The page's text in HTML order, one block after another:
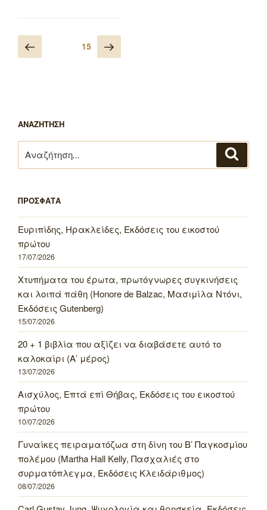
Πλοήγηση
άρθρων
Προηγούμενη
σελίδα
15 Επόμενη
σελίδα
ΑΝΑΖΗΤΗΣΗ
για:
ΠΡΟΣΦΑΤΑ
Ευριπίδης, Ηρακλείδες, Εκδόσεις του εικοστού
πρώτου
17/07/2026
Χτυπήματα του έρωτα, πρωτόγνωρες συγκινήσεις
και λοιπά πάθη (Honore de Balzac, Μασιμίλα Ντόνι,
Εκδόσεις Gutenberg)
15/07/2026
20 + 1 βιβλία που αξίζει να διαβάσετε αυτό το
καλοκαίρι (Α’ μέρος)
13/07/2026
Αισχύλος, Επτά επί Θήβας, Εκδόσεις του εικοστού
πρώτου
10/07/2026
Γυναίκες πειραματόζωα στη δίνη του Β’ Παγκοσμίου
πολέμου (Martha Hall Kelly, Πασχαλιές στο
συρματόπλεγμα, Εκδόσεις Κλειδάριθμος)
08/07/2026